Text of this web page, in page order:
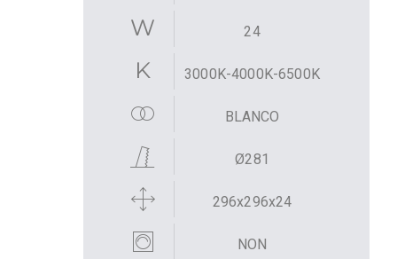
24
3000K-4000K-6500K
BLANCO
Ø281
296x296x24
NON